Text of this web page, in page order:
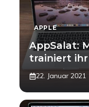
APPLE
AppSalat:
trainiert
22. Januar 2021